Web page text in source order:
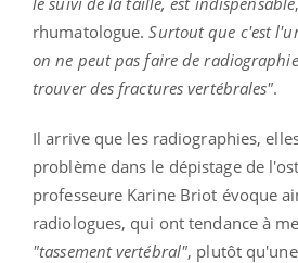
rhumatologue.Surtout que c'est
on ne peut pas faire de
trouver des fractures vertébrales".
Il arrive que les radiographies,
problème dans le dépistage de
professeure Karine Briot évoque
radiologues, qui ont tendance à
"tassement vertébral", plutôt